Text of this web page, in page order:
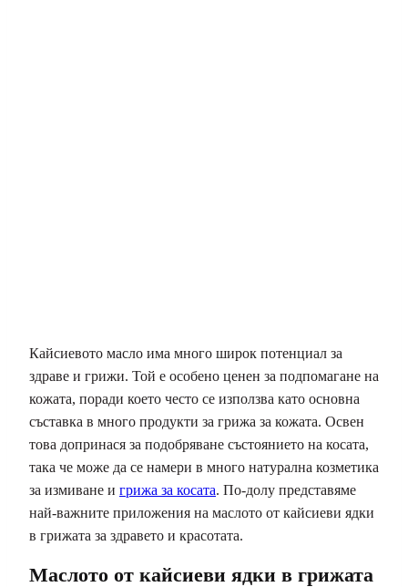
Кайсиевото масло има много широк потенциал за
здраве и грижи. Той е особено ценен за подпомагане на
кожата, поради което често се използва като основна
съставка в много продукти за грижа за кожата. Освен
това допринася за подобряване състоянието на косата,
така че може да се намери в много натурална козметика
за измиване и грижа за косата. По-долу представяме
най-важните приложения на маслото от кайсиеви ядки
в грижата за здравето и красотата.
Маслото от кайсиеви ядки в грижата